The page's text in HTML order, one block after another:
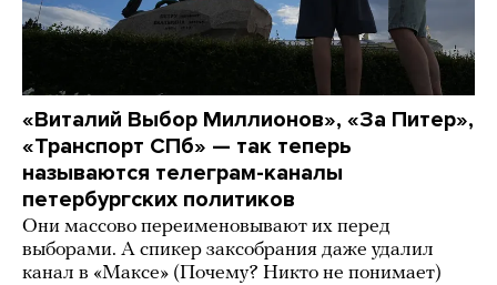
«Виталий Выбор Миллионов», «За Питер»,
«Транспорт СПб» — так теперь
называются телеграм-каналы
петербургских политиков
Они массово переименовывают их перед
выборами. А спикер заксобрания даже удалил
канал в «Максе» (Почему? Никто не понимает)